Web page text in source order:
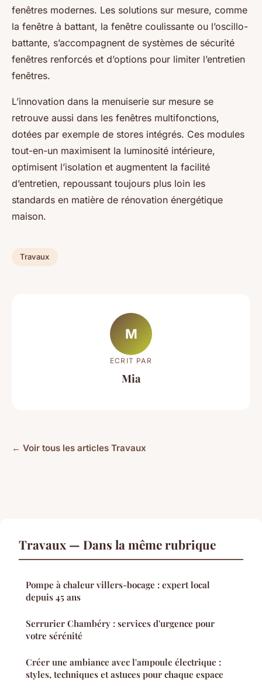
fenêtres modernes. Les solutions sur mesure, comme
la fenêtre à battant, la fenêtre coulissante ou l’oscillo-
battante, s’accompagnent de systèmes de sécurité
fenêtres renforcés et d’options pour limiter l’entretien
fenêtres.
L’innovation dans la menuiserie sur mesure se
retrouve aussi dans les fenêtres multifonctions,
dotées par exemple de stores intégrés. Ces modules
tout-en-un maximisent la luminosité intérieure,
optimisent l’isolation et augmentent la facilité
d’entretien, repoussant toujours plus loin les
standards en matière de rénovation énergétique
maison.
Travaux
M
ECRIT PAR
Mia
← Voir tous les articles Travaux
Travaux — Dans la même rubrique
Pompe à chaleur villers-bocage : expert local
depuis 45 ans
Serrurier Chambéry : services d'urgence pour
votre sérénité
Créer une ambiance avec l'ampoule électrique :
styles, techniques et astuces pour chaque espace